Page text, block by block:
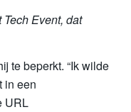
Tech Event, dat
te beperkt. “Ik wilde
in een
URL